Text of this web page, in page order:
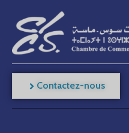
Contactez-nous